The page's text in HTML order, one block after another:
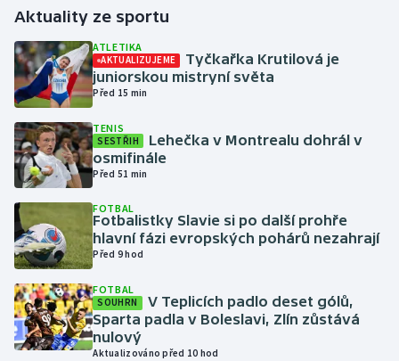
Gymnastika
Házená
Jezdectví
Judo
Krasobruslení
Lezení
Moderní pětiboj
Aktuality ze sportu
ATLETIKA
AKTUALIZUJEME
Tyčkařka Krutilová je
juniorskou mistryní světa
Před 15 min
TENIS
SESTŘIH
Lehečka v Montrealu dohrál v
osmifinále
Před 51 min
FOTBAL
Fotbalistky Slavie si po další prohře
hlavní fázi evropských pohárů nezahrají
Před 9 hod
FOTBAL
SOUHRN
V Teplicích padlo deset gólů,
Sparta padla v Boleslavi, Zlín zůstává
nulový
Aktualizováno před 10 hod